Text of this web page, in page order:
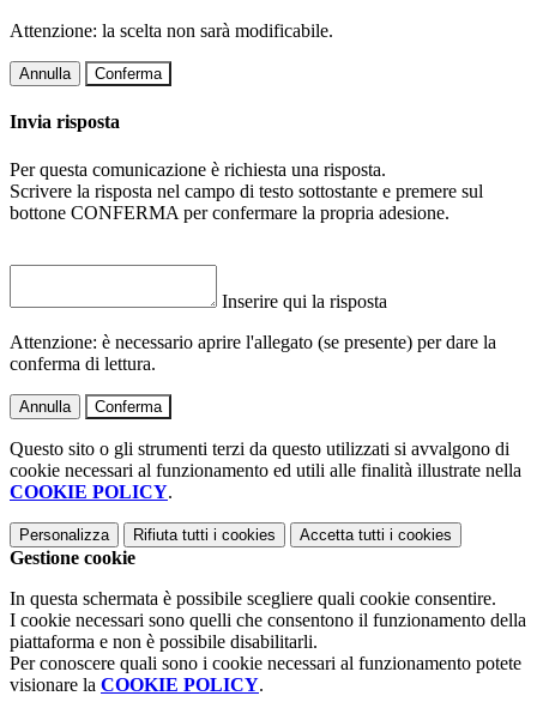
Attenzione: la scelta non sarà modificabile.
Annulla Conferma
Invia risposta
Per questa comunicazione è richiesta una risposta.
Scrivere la risposta nel campo di testo sottostante e premere sul
bottone CONFERMA per confermare la propria adesione.
Inserire qui la risposta
Attenzione: è necessario aprire l'allegato (se presente) per dare la
conferma di lettura.
Annulla Conferma
Questo sito o gli strumenti terzi da questo utilizzati si avvalgono di
cookie necessari al funzionamento ed utili alle finalità illustrate nella
COOKIE POLICY.
Personalizza Rifiuta tutti i cookies Accetta tutti i cookies
Gestione cookie
In questa schermata è possibile scegliere quali cookie consentire.
I cookie necessari sono quelli che consentono il funzionamento della
piattaforma e non è possibile disabilitarli.
Per conoscere quali sono i cookie necessari al funzionamento potete
visionare la COOKIE POLICY.